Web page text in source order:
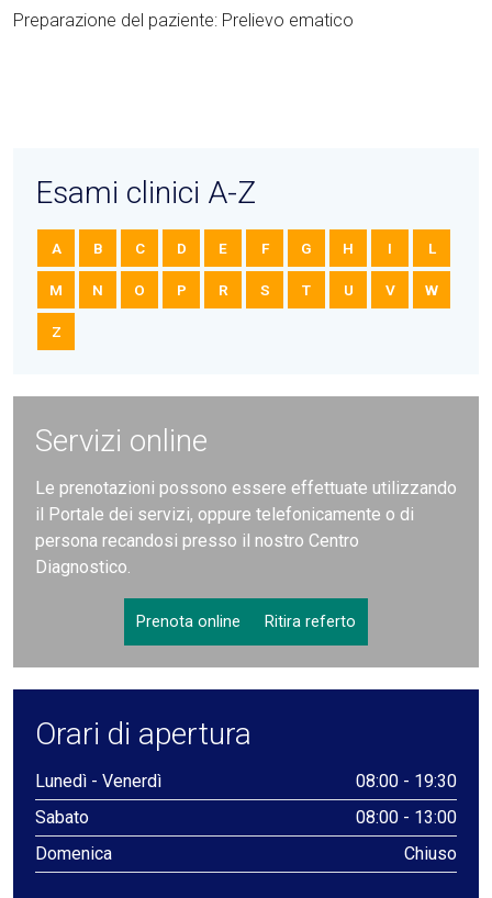
Preparazione del paziente: Prelievo ematico
Esami clinici A-Z
A B C D E F G H I L
M N O P R S T U V W
Z
Servizi online
Le prenotazioni possono essere effettuate utilizzando
il Portale dei servizi, oppure telefonicamente o di
persona recandosi presso il nostro Centro
Diagnostico.
Prenota online Ritira referto
Orari di apertura
Lunedì - Venerdì
08:00 - 19:30
Sabato
08:00 - 13:00
Domenica
Chiuso